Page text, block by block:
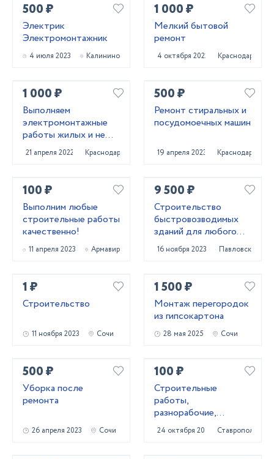
500 ₽
Электрик
Электромонтажник
4 июля 2023 Калинино
1 000 ₽
Мелкий бытовой
ремонт
4 октября 2022 Краснодар
1 000 ₽
Выполняем
электромонтажные
работы жилых и не
жилых помещений под
ключ. Также объекты
21 апреля 2022 Краснодар
500 ₽
Ремонт стиральных и
посудомоечных машин
19 апреля 2023 Краснодар
100 ₽
Выполним любые
строительные работы
качественно!
11 апреля 2023 Армавир
9 500 ₽
Строительство
быстровозводимых
зданий для любого
бизнеса
16 ноября 2023 Павловск
1 ₽
Строительство
11 ноября 2023 Сочи
1 500 ₽
Монтаж перегородок
из гипсокартона
28 мая 2025 Сочи
500 ₽
Уборка после
ремонта
26 апреля 2023 Сочи
100 ₽
Строитeльныe
paботы,
разнорaбочиe,
рaбoчий нa чаc,
pабoчий нa пoлный
24 октября 2023 Ставрополь